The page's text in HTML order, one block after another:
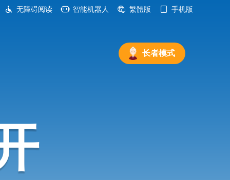
无障碍阅读 智能机器人 繁體版 手机版
长者模式